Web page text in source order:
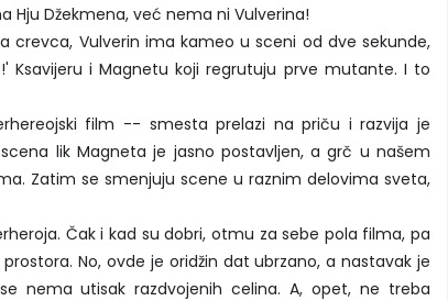
Hju Džekmena, već nema ni Vulverina!
crevca, Vulverin ima kameo u sceni od dve sekunde,
Ksavijeru i Magnetu koji regrutuju prve mutante. I to
film -- smesta prelazi na priču i razvija je
lik Magneta je jasno postavljen, a grč u našem
Zatim se smenjuju scene u raznim delovima sveta,
Čak i kad su dobri, otmu za sebe pola filma, pa
No, ovde je oridžin dat ubrzano, a nastavak je
nema utisak razdvojenih celina. A, opet, ne treba